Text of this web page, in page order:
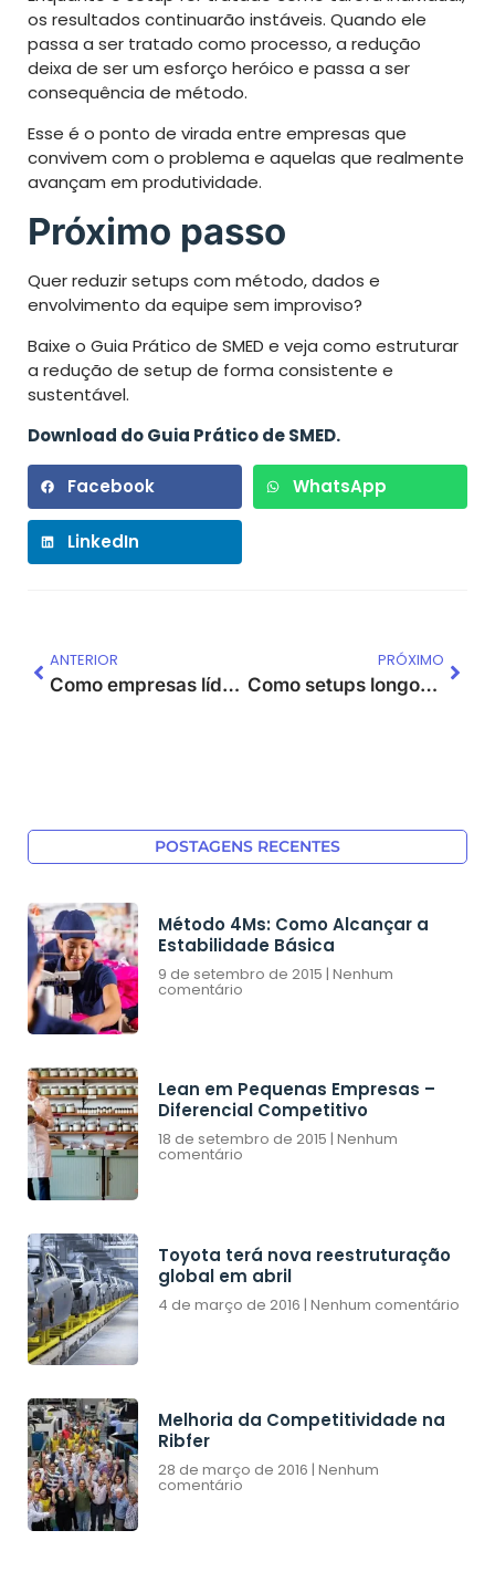
os resultados continuarão instáveis. Quando ele
passa a ser tratado como processo, a redução
deixa de ser um esforço heróico e passa a ser
consequência de método.
Esse é o ponto de virada entre empresas que
convivem com o problema e aquelas que realmente
avançam em produtividade.
Próximo passo
Quer reduzir setups com método, dados e
envolvimento da equipe sem improviso?
Baixe o Guia Prático de SMED e veja como estruturar
a redução de setup de forma consistente e
sustentável.
Download do Guia Prático de SMED.
Facebook WhatsApp
LinkedIn
ANTERIOR
Como empresas líderes usam o Lead Time como vantagem competitiva
PRÓXIMO
Como setups longos aumentam custos, estoques e atrasos na produção
POSTAGENS RECENTES
Método 4Ms: Como Alcançar a
Estabilidade Básica
9 de setembro de 2015 Nenhum
comentário
Lean em Pequenas Empresas –
Diferencial Competitivo
18 de setembro de 2015 Nenhum
comentário
Toyota terá nova reestruturação
global em abril
4 de março de 2016 Nenhum comentário
Melhoria da Competitividade na
Ribfer
28 de março de 2016 Nenhum
comentário